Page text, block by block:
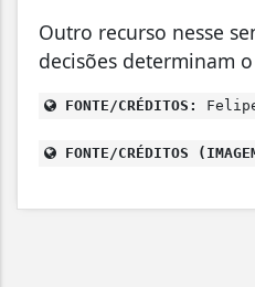
Outro recurso nesse
decisões determinam
FONTE/CRÉDITOS:
FONTE/CRÉDITOS